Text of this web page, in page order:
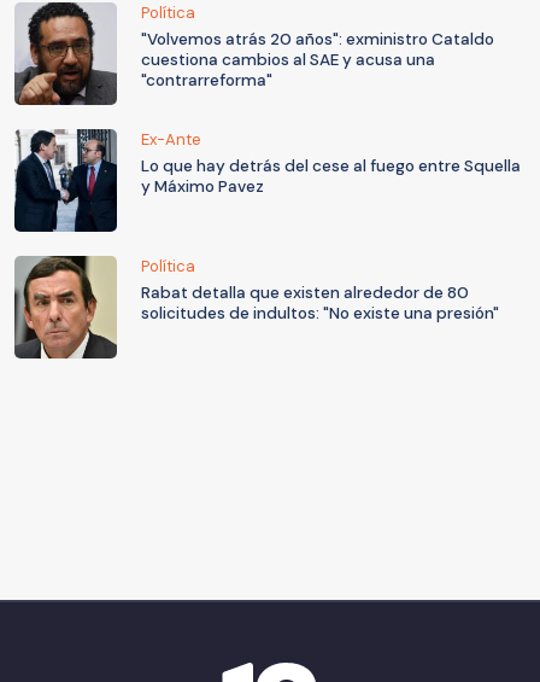
Política
"Volvemos atrás 20 años": exministro Cataldo
cuestiona cambios al SAE y acusa una
"contrarreforma"
Ex-Ante
Lo que hay detrás del cese al fuego entre Squella
y Máximo Pavez
Política
Rabat detalla que existen alrededor de 80
solicitudes de indultos: "No existe una presión"